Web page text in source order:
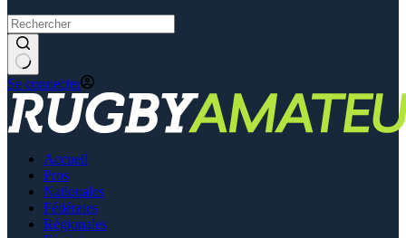
Se connecter
Accueil
Pros
Nationales
Fédérales
Régionales